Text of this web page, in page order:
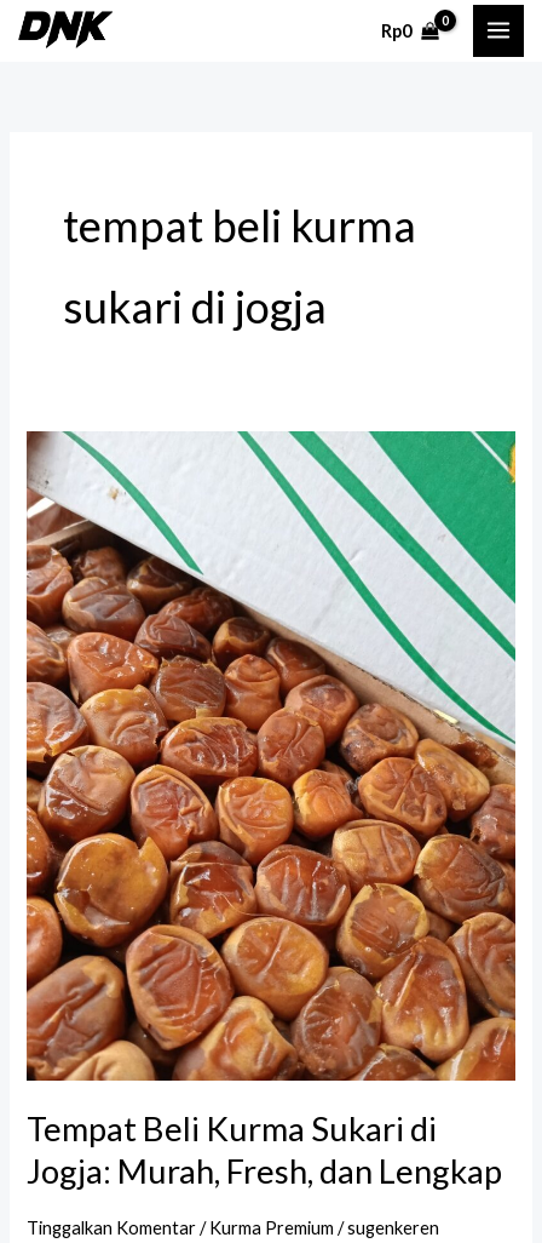
Lewati
Rp0
tempat beli kurma
sukari di jogja
Tempat Beli Kurma Sukari di
Jogja: Murah, Fresh, dan Lengkap
Tinggalkan Komentar /Kurma Premium /sugenkeren
Tempat
Beli
Kurma
Sukari
di
Jogja:
Murah,
Fresh,
dan
Lengkap